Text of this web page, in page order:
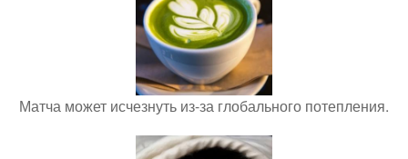
Матча может исчезнуть из-за глобального потепления.